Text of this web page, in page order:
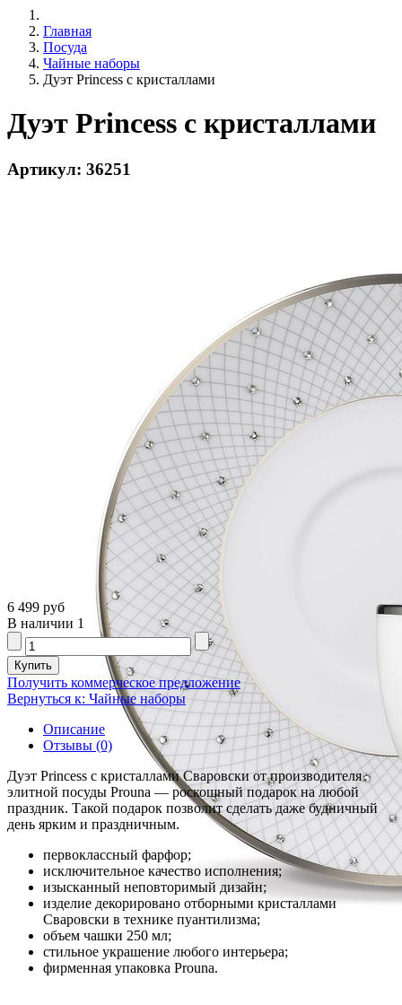
Главная
Посуда
Чайные наборы
Дуэт Princess с кристаллами
Дуэт Princess с кристаллами
Артикул: 36251
6 499 руб
В наличии 1
Получить коммерческое предложение
Вернуться к: Чайные наборы
Описание
Отзывы (0)
Дуэт Princess с кристаллами Сваровски от производителя
элитной посуды Prouna — роскошный подарок на любой
праздник. Такой подарок позволит сделать даже будничный
день ярким и праздничным.
первоклассный фарфор;
исключительное качество исполнения;
изысканный неповторимый дизайн;
изделие декорировано отборными кристаллами
Сваровски в технике пуантилизма;
объем чашки 250 мл;
стильное украшение любого интерьера;
фирменная упаковка Prouna.